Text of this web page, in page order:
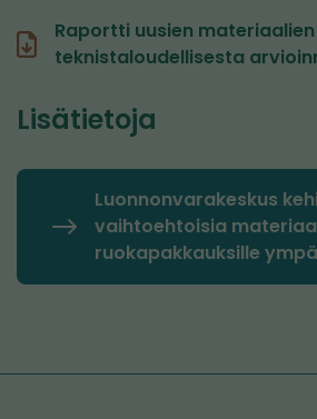
Raportti uusien materiaalien
teknistaloudellisesta
Lisätietoja
Luonnonvarakeskus
vaihtoehtoisia
ruokapakkauksille